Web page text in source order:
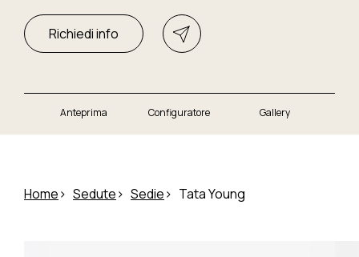
Richiedi info
Anteprima Configuratore Gallery
Home Sedute Sedie Tata Young